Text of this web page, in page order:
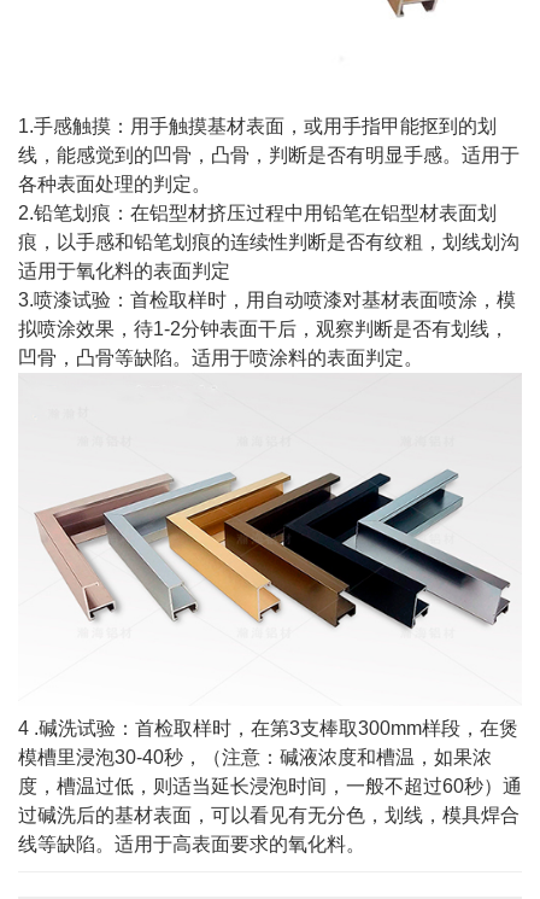
1.手感触摸：用手触摸基材表面，或用手指甲能抠到的划
线，能感觉到的凹骨，凸骨，判断是否有明显手感。适用于
各种表面处理的判定。
2.铅笔划痕：在铝型材挤压过程中用铅笔在铝型材表面划
痕，以手感和铅笔划痕的连续性判断是否有纹粗，划线划沟
适用于氧化料的表面判定
3.喷漆试验：首检取样时，用自动喷漆对基材表面喷涂，模
拟喷涂效果，待1-2分钟表面干后，观察判断是否有划线，
凹骨，凸骨等缺陷。适用于喷涂料的表面判定。
4 .碱洗试验：首检取样时，在第3支棒取300mm样段，在煲
模槽里浸泡30-40秒，（注意：碱液浓度和槽温，如果浓
度，槽温过低，则适当延长浸泡时间，一般不超过60秒）通
过碱洗后的基材表面，可以看见有无分色，划线，模具焊合
线等缺陷。适用于高表面要求的氧化料。